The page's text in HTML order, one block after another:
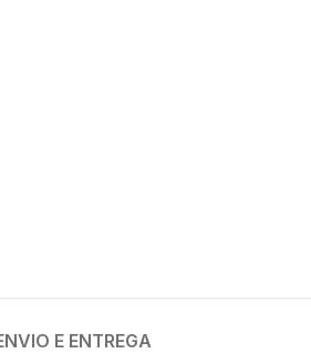
E ENTREGA